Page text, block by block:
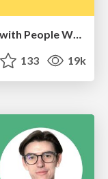
Design and Strategy: How to Deal with People Who Don’t "Get" Design
133 19k